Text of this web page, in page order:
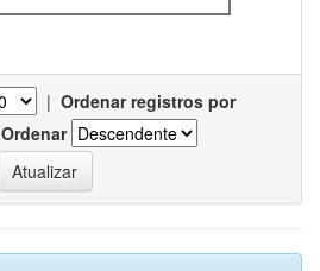
| Ordenar registros por
Ordenar